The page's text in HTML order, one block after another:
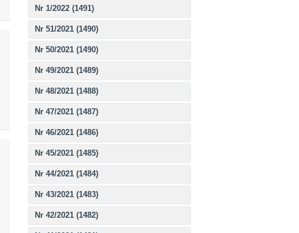
Nr 1/2022 (1491)
Nr 51/2021 (1490)
Nr 50/2021 (1490)
Nr 49/2021 (1489)
Nr 48/2021 (1488)
Nr 47/2021 (1487)
Nr 46/2021 (1486)
Nr 45/2021 (1485)
Nr 44/2021 (1484)
Nr 43/2021 (1483)
Nr 42/2021 (1482)